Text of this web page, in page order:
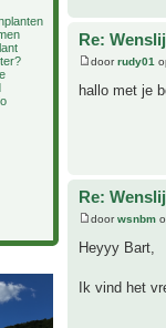
Re:
doorrudy01
hallo met je
Re:
doorwsnbm
Heyyy Bart,
Ik vind het